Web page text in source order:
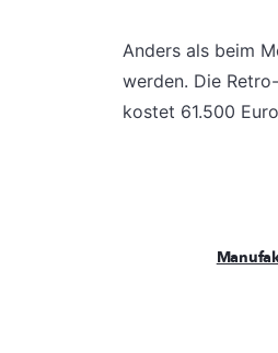
Anders als beim
werden. Die
kostet 61.500